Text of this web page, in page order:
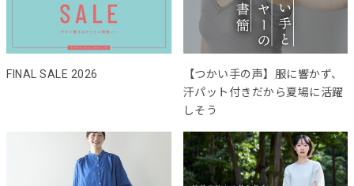
FINAL SALE 2026
【つかい手の声】服に響かず、
汗パット付きだから夏場に活躍
しそう